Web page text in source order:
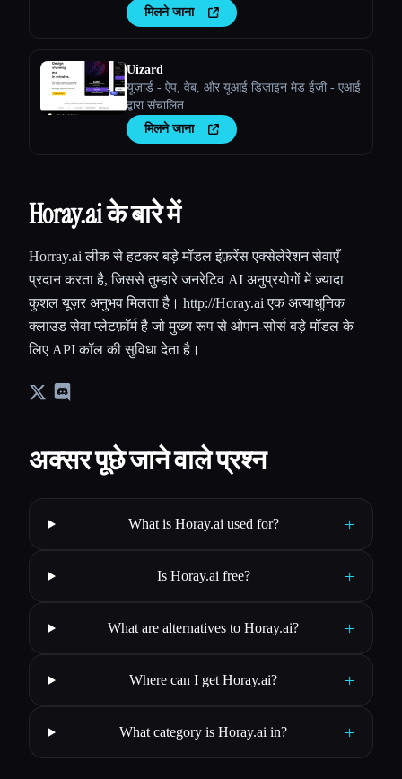
बनाने के लिए कर सकते हो
मिलने जाना
Uizard
यूज़ार्ड - ऐप, वेब, और यूआई डिज़ाइन मेड ईज़ी - एआई
द्वारा संचालित
मिलने जाना
Horay.ai के बारे में
Horray.ai लीक से हटकर बड़े मॉडल इंफ़रेंस एक्सेलेरेशन सेवाएँ
प्रदान करता है, जिससे तुम्हारे जनरेटिव AI अनुप्रयोगों में ज़्यादा
कुशल यूज़र अनुभव मिलता है। http://Horay.ai एक अत्याधुनिक
क्लाउड सेवा प्लेटफ़ॉर्म है जो मुख्य रूप से ओपन-सोर्स बड़े मॉडल के
लिए API कॉल की सुविधा देता है।
अक्सर पूछे जाने वाले प्रश्न
What is Horay.ai used for? +
Is Horay.ai free? +
What are alternatives to Horay.ai? +
Where can I get Horay.ai? +
What category is Horay.ai in? +